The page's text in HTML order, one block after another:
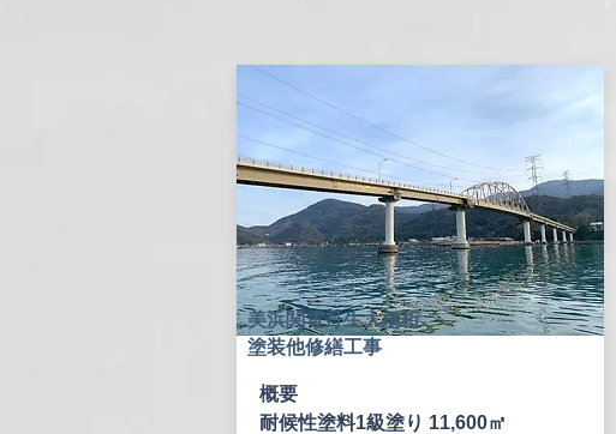
美浜関電丹生大橋桁
塗装他修繕工事
概要
耐候性塗料1級塗り 11,600㎡